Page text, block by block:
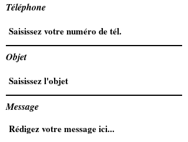
Téléphone
Objet
Message